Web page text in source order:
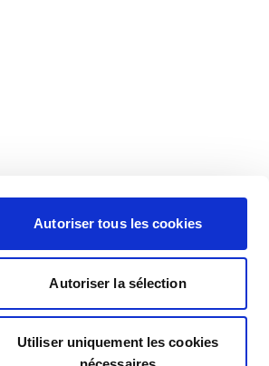
Autoriser tous les cookies
Autoriser la sélection
Utiliser uniquement les cookies